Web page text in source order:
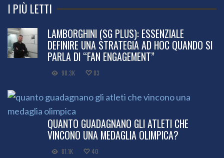
I PIÙ LETTI
LAMBORGHINI (SG PLUS): ESSENZIALE
DEFINIRE UNA STRATEGIA AD HOC QUANDO SI
PARLA DI “FAN ENGAGEMENT”
98.3K 83
QUANTO GUADAGNANO GLI ATLETI CHE
VINCONO UNA MEDAGLIA OLIMPICA?
81.1K 40